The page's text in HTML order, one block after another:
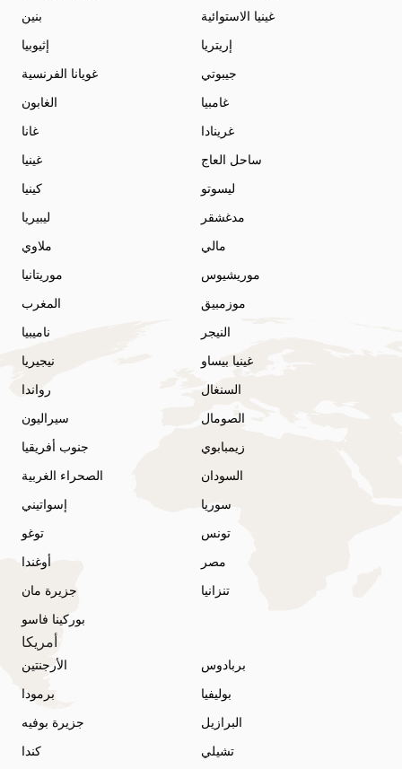
بنين
غينيا الاستوائية
إثيوبيا
إريتريا
غويانا الفرنسية
جيبوتي
الغابون
غامبيا
غانا
غرينادا
غينيا
ساحل العاج
كينيا
ليسوتو
ليبيريا
مدغشقر
ملاوي
مالي
موريتانيا
موريشيوس
المغرب
موزمبيق
ناميبيا
النيجر
نيجيريا
غينيا بيساو
رواندا
السنغال
سيراليون
الصومال
جنوب أفريقيا
زيمبابوي
الصحراء الغربية
السودان
إسواتيني
سوريا
توغو
تونس
أوغندا
مصر
جزيرة مان
تنزانيا
بوركينا فاسو
أمريكا
الأرجنتين
بربادوس
برمودا
بوليفيا
جزيرة بوفيه
البرازيل
كندا
تشيلي